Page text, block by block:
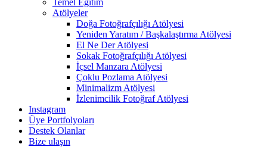
Temel Eğitim
Atölyeler
Doğa Fotoğrafçılığı Atölyesi
Yeniden Yaratım / Başkalaştırma Atölyesi
El Ne Der Atölyesi
Sokak Fotoğrafçılığı Atölyesi
İçsel Manzara Atölyesi
Çoklu Pozlama Atölyesi
Minimalizm Atölyesi
İzlenimcilik Fotoğraf Atölyesi
Instagram
Üye Portfolyoları
Destek Olanlar
Bize ulaşın